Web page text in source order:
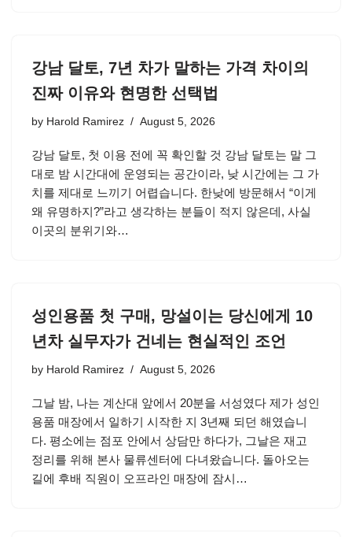
강남 달토, 7년 차가 말하는 가격 차이의
진짜 이유와 현명한 선택법
by Harold Ramirez August 5, 2026
강남 달토, 첫 이용 전에 꼭 확인할 것 강남 달토는 말 그
대로 밤 시간대에 운영되는 공간이라, 낮 시간에는 그 가
치를 제대로 느끼기 어렵습니다. 한낮에 방문해서 “이게
왜 유명하지?”라고 생각하는 분들이 적지 않은데, 사실
이곳의 분위기와…
성인용품 첫 구매, 망설이는 당신에게 10
년차 실무자가 건네는 현실적인 조언
by Harold Ramirez August 5, 2026
그날 밤, 나는 계산대 앞에서 20분을 서성였다 제가 성인
용품 매장에서 일하기 시작한 지 3년째 되던 해였습니
다. 평소에는 점포 안에서 상담만 하다가, 그날은 재고
정리를 위해 본사 물류센터에 다녀왔습니다. 돌아오는
길에 후배 직원이 오프라인 매장에 잠시…